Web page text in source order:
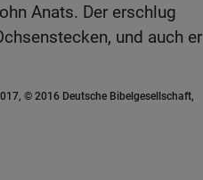
Anats. Der erschlug
und auch er
© 2016 Deutsche Bibelgesellschaft,